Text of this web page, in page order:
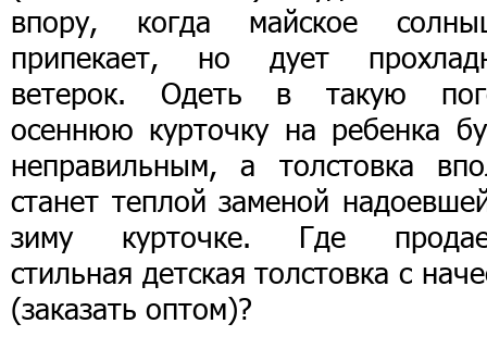
впору, когда майское
припекает, но дует
ветерок. Одеть в такую
осеннюю курточку на ребенка
неправильным, а толстовка
станет теплой заменой
зиму курточке. Где
стильная детская толстовка с
(заказать оптом)?